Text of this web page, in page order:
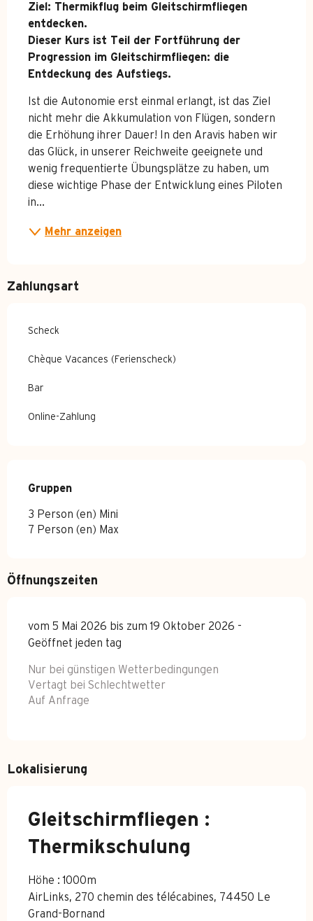
Ziel: Thermikflug beim Gleitschirmfliegen
entdecken.
Dieser Kurs ist Teil der Fortführung der
Progression im Gleitschirmfliegen: die
Entdeckung des Aufstiegs.
Ist die Autonomie erst einmal erlangt, ist das Ziel
nicht mehr die Akkumulation von Flügen, sondern
die Erhöhung ihrer Dauer! In den Aravis haben wir
das Glück, in unserer Reichweite geeignete und
wenig frequentierte Übungsplätze zu haben, um
diese wichtige Phase der Entwicklung eines Piloten
in...
Mehr anzeigen
Zahlungsart
Scheck
Chèque Vacances (Ferienscheck)
Bar
Online-Zahlung
Gruppen
Gruppen
3 Person (en) Mini
7 Person (en) Max
Öffnungszeiten
vom 5 Mai 2026 bis zum 19 Oktober 2026 -
Geöffnet jeden tag
Nur bei günstigen Wetterbedingungen
Vertagt bei Schlechtwetter
Auf Anfrage
Lokalisierung
Gleitschirmfliegen :
Thermikschulung
Höhe : 1000m
AirLinks, 270 chemin des télécabines, 74450 Le
Grand-Bornand